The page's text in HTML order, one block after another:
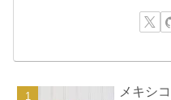
メキシ